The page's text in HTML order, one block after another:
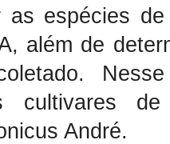
as espécies
além de
cultivares
André.